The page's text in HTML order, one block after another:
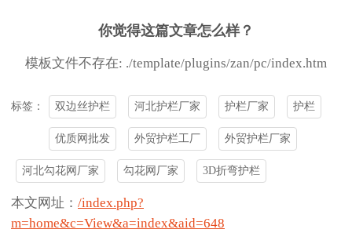
你觉得这篇文章怎么样？
模板文件不存在: ./template/plugins/zan/pc/index.htm
标签： 双边丝护栏 河北护栏厂家 护栏厂家 护栏
优质网批发 外贸护栏工厂 外贸护栏厂家
河北勾花网厂家 勾花网厂家 3D折弯护栏
本文网址： /index.php?
m=home&c=View&a=index&aid=648